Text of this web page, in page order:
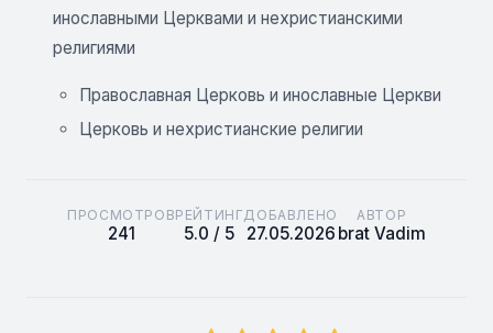
инославными Церквами и нехристианскими
религиями
Православная Церковь и инославные Церкви
Церковь и нехристианские религии
ПРОСМОТРОВ
241
РЕЙТИНГ
5.0 / 5
ДОБАВЛЕНО
27.05.2026
АВТОР
brat Vadim